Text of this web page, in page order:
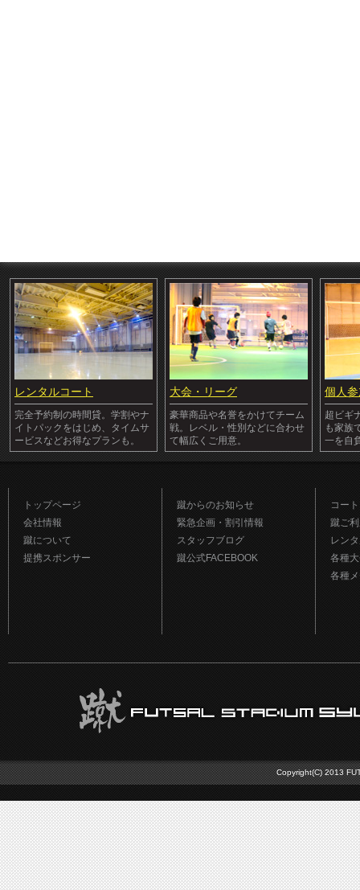
レンタルコート
完全予約制の時間貸。学割やナ
イトパックをはじめ、タイムサ
ービスなどお得なプランも。
大会・リーグ
豪華商品や名誉をかけてチーム
戦。レベル・性別などに合わせ
て幅広くご用意。
個人
超ビギ
も家族
一を自
トップページ
会社情報
蹴について
提携スポンサー
蹴からのお知らせ
緊急企画・割引情報
スタッフブログ
蹴公式FACEBOOK
コー
蹴ご
レン
各種
各種
Copyright(C) 2013